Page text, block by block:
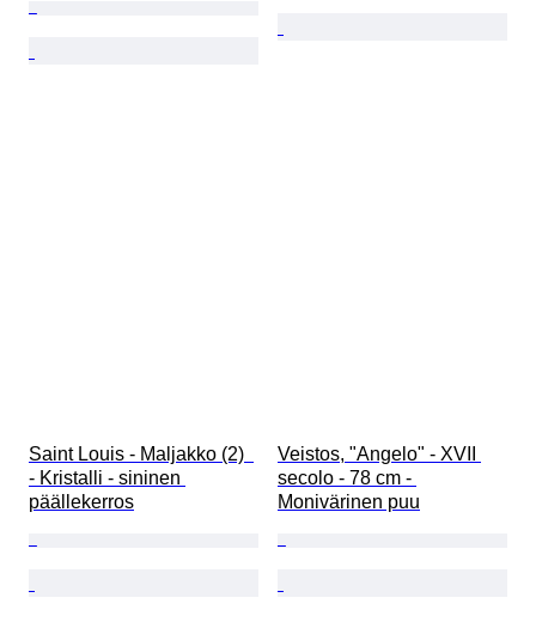
Saint Louis - Maljakko (2)
- Kristalli - sininen
päällekerros
Veistos, "Angelo" - XVII
secolo - 78 cm -
Monivärinen puu